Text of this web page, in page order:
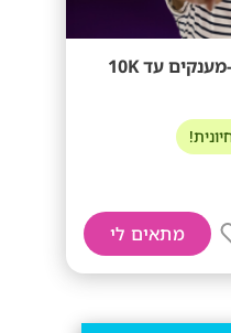
נציגי/ות שירות ומכירה -מענקים עד 10K
מתאים לי